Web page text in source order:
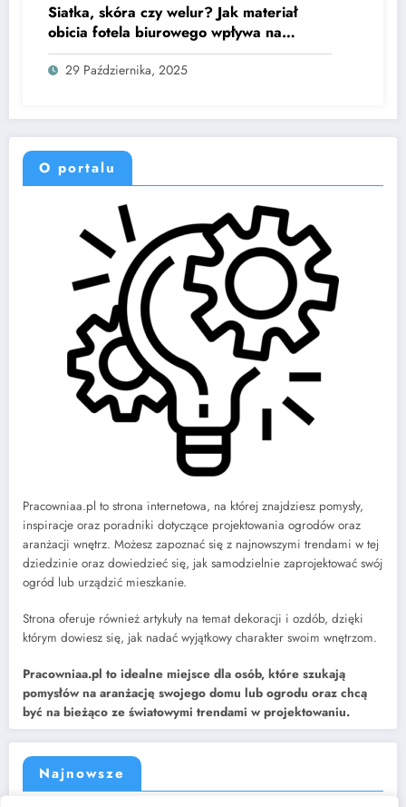
Siatka, skóra czy welur? Jak materiał
obicia fotela biurowego wpływa na
mikroklimat i trwałość siedzenia
29 Października, 2025
O portalu
Pracowniaa.pl to strona internetowa, na której znajdziesz pomysły,
inspiracje oraz poradniki dotyczące projektowania ogrodów oraz
aranżacji wnętrz. Możesz zapoznać się z najnowszymi trendami w tej
dziedzinie oraz dowiedzieć się, jak samodzielnie zaprojektować swój
ogród lub urządzić mieszkanie.
Strona oferuje również artykuły na temat dekoracji i ozdób, dzięki
którym dowiesz się, jak nadać wyjątkowy charakter swoim wnętrzom.
Pracowniaa.pl to idealne miejsce dla osób, które szukają
pomysłów na aranżację swojego domu lub ogrodu oraz chcą
być na bieżąco ze światowymi trendami w projektowaniu.
Najnowsze